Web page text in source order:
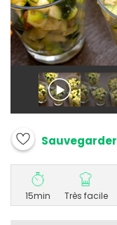
Sauvegarder
15min Très facile